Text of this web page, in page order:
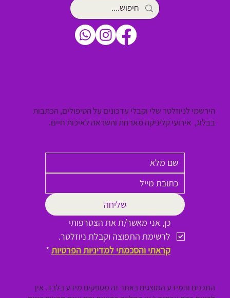
הירשמי לניוזלטר שלי וקבלי עדכונים על הטיפולים, הכתבות
בבלוג, אירועי קליניקה מארחת והשראה לאיכות חיים.
שליחה
לרשימת התפוצה וקבלת ניוזלטר.
קראתי והסכמתי למדיניות הפרטיות *
התכנים והמידע המוצגים באתר זה מספקים מידע בלבד. אין